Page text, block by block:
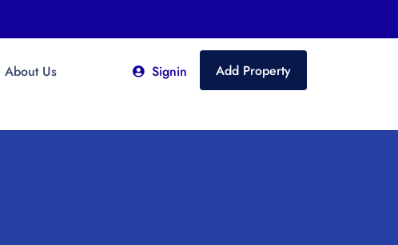
About Us Signin Add Property